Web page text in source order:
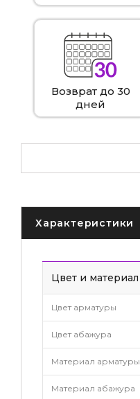
Возврат до 30
дней
Характеристики
Цвет и материал
Цвет арматуры
Цвет абажура
Материал арматуры
Материал абажура